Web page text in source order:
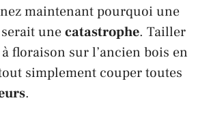
maintenant pourquoi une
unecatastrophe. Tailler
floraison sur l’ancien bois en
simplement couper toutes
.